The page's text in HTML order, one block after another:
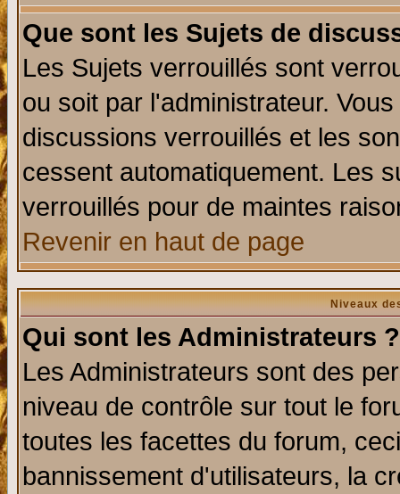
Que sont les Sujets de
Les Sujets verrouillés sont
ou soit par l'administrateur.
discussions verrouillés et les
cessent automatiquement. Les
verrouillés pour de maintes
Revenir en haut de page
Niveaux
Qui sont les Administrateurs ?
Les Administrateurs sont des
niveau de contrôle sur tout le
toutes les facettes du forum,
bannissement d'utilisateurs, la